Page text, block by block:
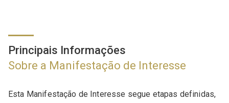
Principais Informações
Sobre a Manifestação de Interesse
Esta Manifestação de Interesse segue etapas definidas,